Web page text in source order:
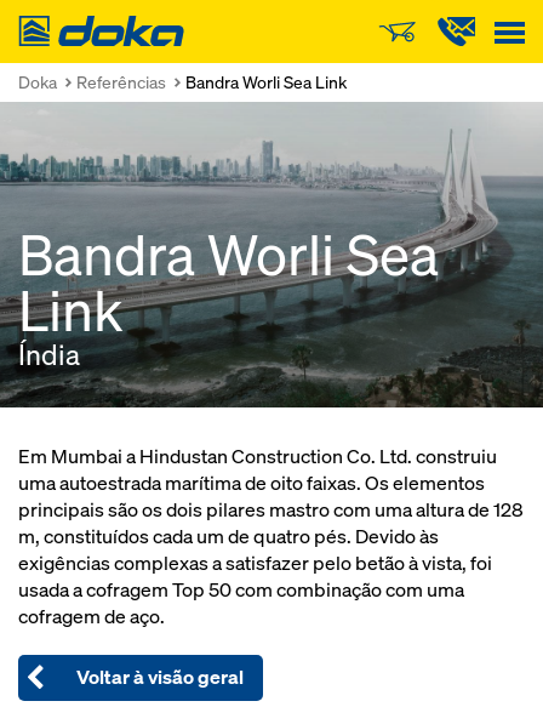
Doka
Doka Referências Bandra Worli Sea Link
Bandra Worli Sea
Link
Índia
Em Mumbai a Hindustan Construction Co. Ltd. construiu
uma autoestrada marítima de oito faixas. Os elementos
principais são os dois pilares mastro com uma altura de 128
m, constituídos cada um de quatro pés. Devido às
exigências complexas a satisfazer pelo betão à vista, foi
usada a cofragem Top 50 com combinação com uma
cofragem de aço.
Voltar à visão geral